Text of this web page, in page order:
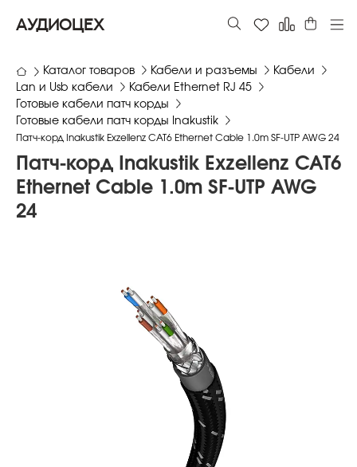
АУДИОЦЕХ
Каталог товаров Кабели и разъемы
Кабели
Lan и Usb кабели
Кабели Ethernet RJ 45
Готовые кабели патч корды
Готовые кабели патч корды Inakustik
Патч-корд Inakustik Exzellenz CAT6 Ethernet Cable 1.0m SF-UTP AWG 24
Патч-корд Inakustik Exzellenz CAT6
Ethernet Cable 1.0m SF-UTP AWG
24